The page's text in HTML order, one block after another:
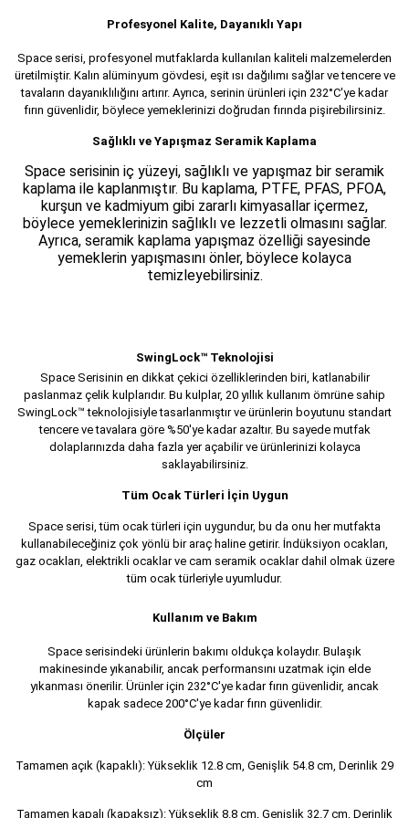
Profesyonel Kalite, Dayanıklı Yapı
Space serisi, profesyonel mutfaklarda kullanılan kaliteli malzemelerden
üretilmiştir. Kalın alüminyum gövdesi, eşit ısı dağılımı sağlar ve tencere ve
tavaların dayanıklılığını artırır. Ayrıca, serinin ürünleri için 232°C'ye kadar
fırın güvenlidir, böylece yemeklerinizi doğrudan fırında pişirebilirsiniz.
Sağlıklı ve Yapışmaz Seramik Kaplama
Space serisinin iç yüzeyi, sağlıklı ve yapışmaz bir seramik
kaplama ile kaplanmıştır. Bu kaplama, PTFE, PFAS, PFOA,
kurşun ve kadmiyum gibi zararlı kimyasallar içermez,
böylece yemeklerinizin sağlıklı ve lezzetli olmasını sağlar.
Ayrıca, seramik kaplama yapışmaz özelliği sayesinde
yemeklerin yapışmasını önler, böylece kolayca
temizleyebilirsiniz.
SwingLock™ Teknolojisi
Space Serisinin en dikkat çekici özelliklerinden biri, katlanabilir
paslanmaz çelik kulplarıdır. Bu kulplar, 20 yıllık kullanım ömrüne sahip
SwingLock™ teknolojisiyle tasarlanmıştır ve ürünlerin boyutunu standart
tencere ve tavalara göre %50'ye kadar azaltır. Bu sayede mutfak
dolaplarınızda daha fazla yer açabilir ve ürünlerinizi kolayca
saklayabilirsiniz.
Tüm Ocak Türleri İçin Uygun
Space serisi, tüm ocak türleri için uygundur, bu da onu her mutfakta
kullanabileceğiniz çok yönlü bir araç haline getirir. İndüksiyon ocakları,
gaz ocakları, elektrikli ocaklar ve cam seramik ocaklar dahil olmak üzere
tüm ocak türleriyle uyumludur.
Kullanım ve Bakım
Space serisindeki ürünlerin bakımı oldukça kolaydır. Bulaşık
makinesinde yıkanabilir, ancak performansını uzatmak için elde
yıkanması önerilir. Ürünler için 232°C'ye kadar fırın güvenlidir, ancak
kapak sadece 200°C'ye kadar fırın güvenlidir.
Ölçüler
Tamamen açık (kapaklı): Yükseklik 12.8 cm, Genişlik 54.8 cm, Derinlik 29
cm
Tamamen kapalı (kapaksız): Yükseklik 8.8 cm, Genişlik 32.7 cm, Derinlik